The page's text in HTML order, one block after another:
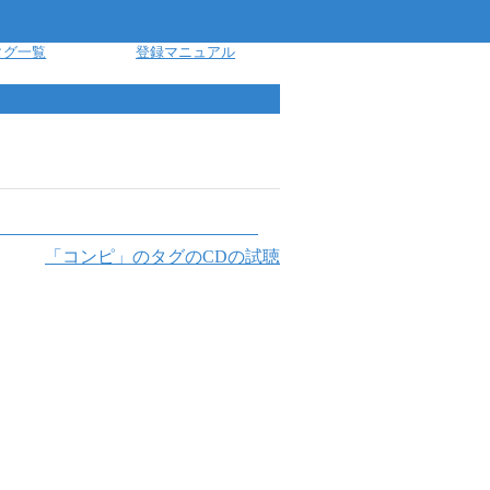
グ一覧 登録マニュアル
「 コンピ 」のタグのCDの試聴